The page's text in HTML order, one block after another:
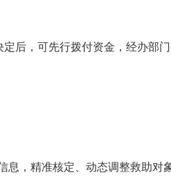
，可先行拨付资金，经办部
，精准核定、动态调整救助对